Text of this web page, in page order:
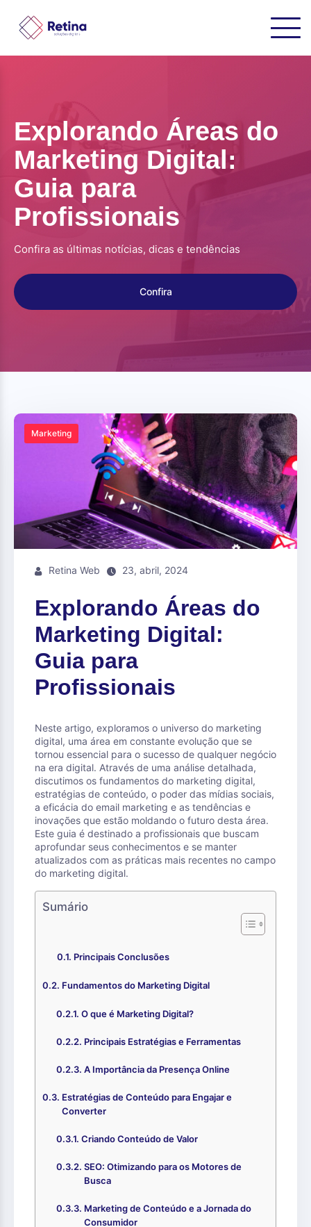
Explorando Áreas do
Marketing Digital:
Guia para
Profissionais
Confira as últimas notícias, dicas e tendências
Confira
Marketing
Retina Web 23, abril, 2024
Explorando Áreas do
Marketing Digital:
Guia para
Profissionais
Neste artigo, exploramos o universo do marketing
digital, uma área em constante evolução que se
tornou essencial para o sucesso de qualquer negócio
na era digital. Através de uma análise detalhada,
discutimos os fundamentos do marketing digital,
estratégias de conteúdo, o poder das mídias sociais,
a eficácia do email marketing e as tendências e
inovações que estão moldando o futuro desta área.
Este guia é destinado a profissionais que buscam
aprofundar seus conhecimentos e se manter
atualizados com as práticas mais recentes no campo
do marketing digital.
Sumário
Principais Conclusões
Fundamentos do Marketing Digital
O que é Marketing Digital?
Principais Estratégias e Ferramentas
A Importância da Presença Online
Estratégias de Conteúdo para Engajar e
Converter
Criando Conteúdo de Valor
SEO: Otimizando para os Motores de
Busca
Marketing de Conteúdo e a Jornada do
Consumidor